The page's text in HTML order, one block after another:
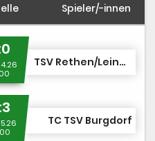
Spieler/-innen
TSV Rethen/Leine II
TC TSV Burgdorf